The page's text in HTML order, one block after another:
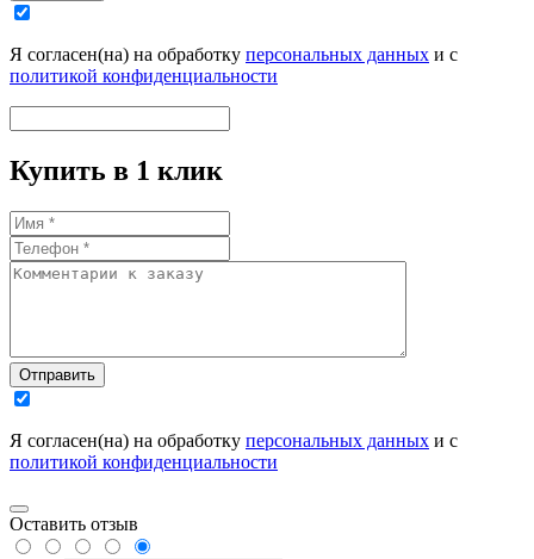
Я согласен(на) на обработку персональных данных и с
политикой конфиденциальности
Купить в 1 клик
Отправить
Я согласен(на) на обработку персональных данных и с
политикой конфиденциальности
Оставить отзыв